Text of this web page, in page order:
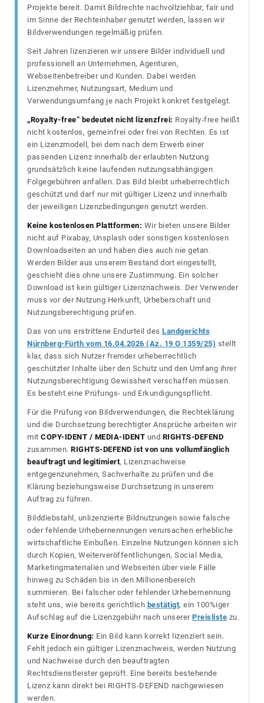
Projekte bereit. Damit Bildrechte nachvollziehbar, fair und
im Sinne der Rechteinhaber genutzt werden, lassen wir
Bildverwendungen regelmäßig prüfen.
Seit Jahren lizenzieren wir unsere Bilder individuell und
professionell an Unternehmen, Agenturen,
Webseitenbetreiber und Kunden. Dabei werden
Lizenznehmer, Nutzungsart, Medium und
Verwendungsumfang je nach Projekt konkret festgelegt.
„Royalty-free“ bedeutet nicht lizenzfrei: Royalty-free heißt
nicht kostenlos, gemeinfrei oder frei von Rechten. Es ist
ein Lizenzmodell, bei dem nach dem Erwerb einer
passenden Lizenz innerhalb der erlaubten Nutzung
grundsätzlich keine laufenden nutzungsabhängigen
Folgegebühren anfallen. Das Bild bleibt urheberrechtlich
geschützt und darf nur mit gültiger Lizenz und innerhalb
der jeweiligen Lizenzbedingungen genutzt werden.
Keine kostenlosen Plattformen: Wir bieten unsere Bilder
nicht auf Pixabay, Unsplash oder sonstigen kostenlosen
Downloadseiten an und haben dies auch nie getan.
Werden Bilder aus unserem Bestand dort eingestellt,
geschieht dies ohne unsere Zustimmung. Ein solcher
Download ist kein gültiger Lizenznachweis. Der Verwender
muss vor der Nutzung Herkunft, Urheberschaft und
Nutzungsberechtigung prüfen.
Das von uns erstrittene Endurteil des Landgerichts
Nürnberg-Fürth vom 16.04.2026 (Az. 19 O 1359/25) stellt
klar, dass sich Nutzer fremder urheberrechtlich
geschützter Inhalte über den Schutz und den Umfang ihrer
Nutzungsberechtigung Gewissheit verschaffen müssen.
Es besteht eine Prüfungs- und Erkundigungspflicht.
Für die Prüfung von Bildverwendungen, die Rechteklärung
und die Durchsetzung berechtigter Ansprüche arbeiten wir
mit COPY-IDENT / MEDIA-IDENT und RIGHTS-DEFEND
zusammen. RIGHTS-DEFEND ist von uns vollumfänglich
beauftragt und legitimiert, Lizenznachweise
entgegenzunehmen, Sachverhalte zu prüfen und die
Klärung beziehungsweise Durchsetzung in unserem
Auftrag zu führen.
Bilddiebstahl, unlizenzierte Bildnutzungen sowie falsche
oder fehlende Urhebernennungen verursachen erhebliche
wirtschaftliche Einbußen. Einzelne Nutzungen können sich
durch Kopien, Weiterveröffentlichungen, Social Media,
Marketingmaterialien und Webseiten über viele Fälle
hinweg zu Schäden bis in den Millionenbereich
summieren. Bei falscher oder fehlender Urhebernennung
steht uns, wie bereits gerichtlich bestätigt, ein 100%iger
Aufschlag auf die Lizenzgebühr nach unserer Preisliste zu.
Kurze Einordnung: Ein Bild kann korrekt lizenziert sein.
Fehlt jedoch ein gültiger Lizenznachweis, werden Nutzung
und Nachweise durch den beauftragten
Rechtsdienstleister geprüft. Eine bereits bestehende
Lizenz kann direkt bei RIGHTS-DEFEND nachgewiesen
werden.